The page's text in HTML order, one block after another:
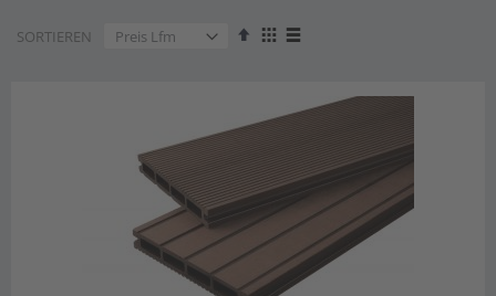
SORTIEREN
AbsteigendAnzeigen